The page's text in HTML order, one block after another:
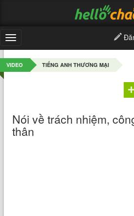
Toggle
navigation
VIDEO TIẾNG ANH THƯƠNG MẠI
Nói về trách nhiệm,
thân